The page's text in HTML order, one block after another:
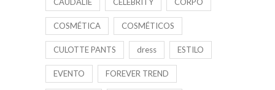
CAUDALIE CELEBRITY CORPO
COSMÉTICA COSMÉTICOS
CULOTTE PANTS dress ESTILO
EVENTO FOREVER TREND